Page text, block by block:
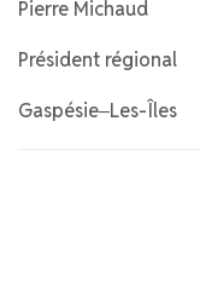
Pierre Michaud
Président régional
Gaspésie‒Les-Îles